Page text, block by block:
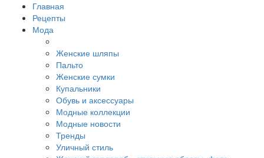
Главная
Рецепты
Мода
Женские шляпы
Пальто
Женские сумки
Купальники
Обувь и аксессуары
Модные коллекции
Модные новости
Тренды
Уличный стиль